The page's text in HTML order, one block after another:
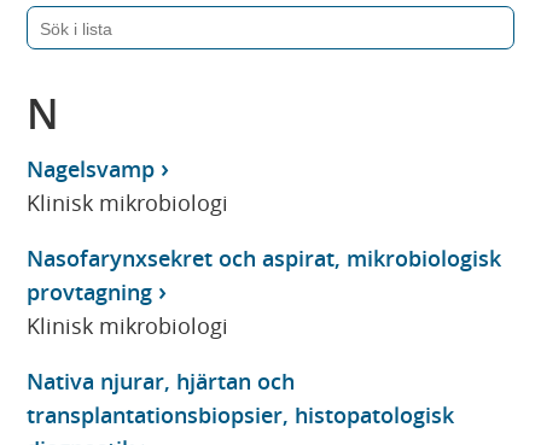
N
Nagelsvamp
Klinisk mikrobiologi
Nasofarynxsekret och aspirat, mikrobiologisk
provtagning
Klinisk mikrobiologi
Nativa njurar, hjärtan och
transplantationsbiopsier, histopatologisk